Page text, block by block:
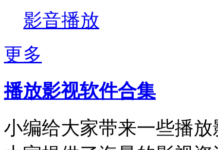
影音播放
更多
播放影视软件合集
小编给大家带来一些播